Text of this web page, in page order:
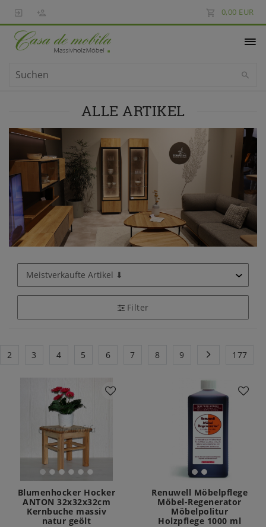
0,00 EUR
ALLE ARTIKEL
Filter
2 3 4 5 6 7 8 9 177
Blumenhocker Hocker
ANTON 32x32x32cm
Kernbuche massiv
natur geölt
Renuwell Möbelpflege
Möbel-Regenerator
Möbelpolitur
Holzpflege 1000 ml